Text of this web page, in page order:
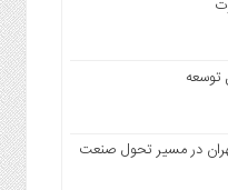
توسعه
در مسیر تحول صنعت